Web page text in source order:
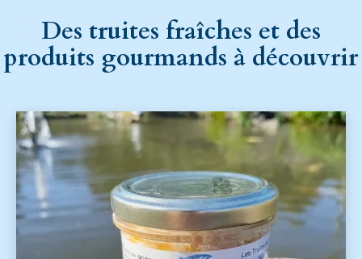
Des truites fraîches et des
produits gourmands à découvrir